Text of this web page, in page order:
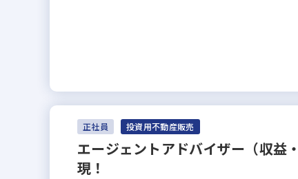
正社員 投資用不動産販売
エージェントアドバイザー（収益
現！